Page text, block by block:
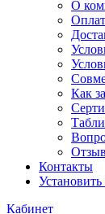
О
Как
Контакты
Кабинет